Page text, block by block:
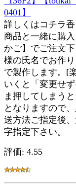
0401】
詳しくはコチラ
商品と一緒に購
かご】でご注文
様の氏名でお作
で製作します。[
いくと「変更せ
ま押してしまう
となりますので
送方法ご指定後
字指定下さい。
評価: 4.55